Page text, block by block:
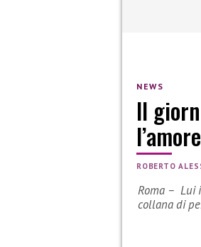
NEWS
Il
ROBERTO
Roma – Lui
collana di